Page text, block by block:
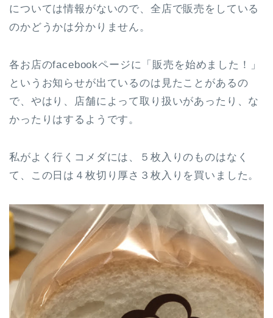
については情報がないので、全店で販売をしている
のかどうかは分かりません。
各お店のfacebookページに「販売を始めました！」
というお知らせが出ているのは見たことがあるの
で、やはり、店舗によって取り扱いがあったり、な
かったりはするようです。
私がよく行くコメダには、５枚入りのものはなく
て、この日は４枚切り厚さ３枚入りを買いました。